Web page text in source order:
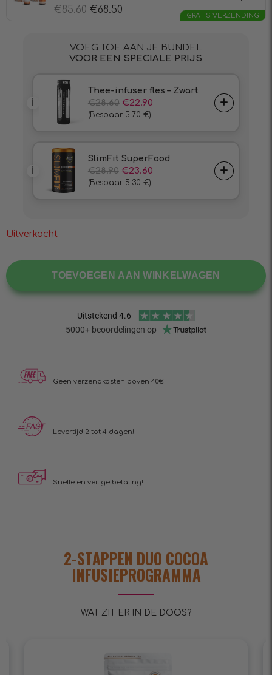
€85.60 €68.50
GRATIS VERZENDING
Uitverkocht
TOEVOEGEN AAN WINKELWAGEN
Geen verzendkosten boven 40€
Levertijd 2 tot 4 dagen!
Snelle en veilige betaling!
2-STAPPEN DUO COCOA
INFUSIEPROGRAMMA
WAT ZIT ER IN DE DOOS?